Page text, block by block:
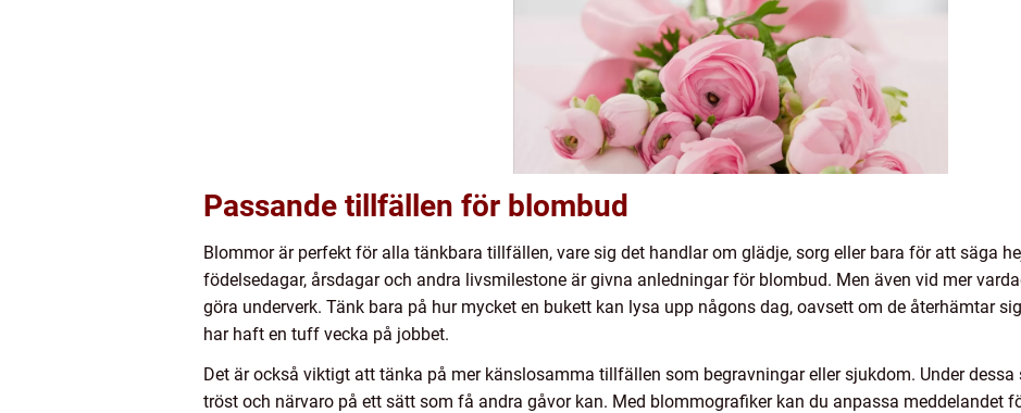
Passande tillfällen för blombud
Blommor är perfekt för alla tänkbara tillfällen, vare sig det handlar om glädje, sorg eller bara för att säga
födelsedagar, årsdagar och andra livsmilestone är givna anledningar för blombud. Men även vid mer
göra underverk. Tänk bara på hur mycket en bukett kan lysa upp någons dag, oavsett om de återhämtar
har haft en tuff vecka på jobbet.
Det är också viktigt att tänka på mer känslosamma tillfällen som begravningar eller sjukdom. Under
tröst och närvaro på ett sätt som få andra gåvor kan. Med blommografiker kan du anpassa meddelandet